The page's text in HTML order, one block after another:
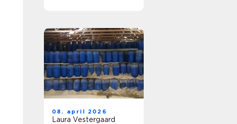
08. april 2026
Laura Vestergaard